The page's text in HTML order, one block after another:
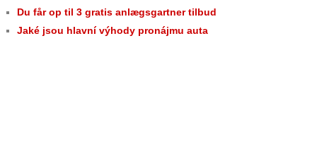
Du får op til 3 gratis anlægsgartner tilbud
Jaké jsou hlavní výhody pronájmu auta